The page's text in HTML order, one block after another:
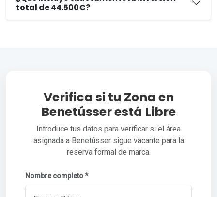
total de 44.500€?
Verifica si tu Zona en
Benetússer está Libre
Introduce tus datos para verificar si el área
asignada a Benetússer sigue vacante para la
reserva formal de marca.
Nombre completo *